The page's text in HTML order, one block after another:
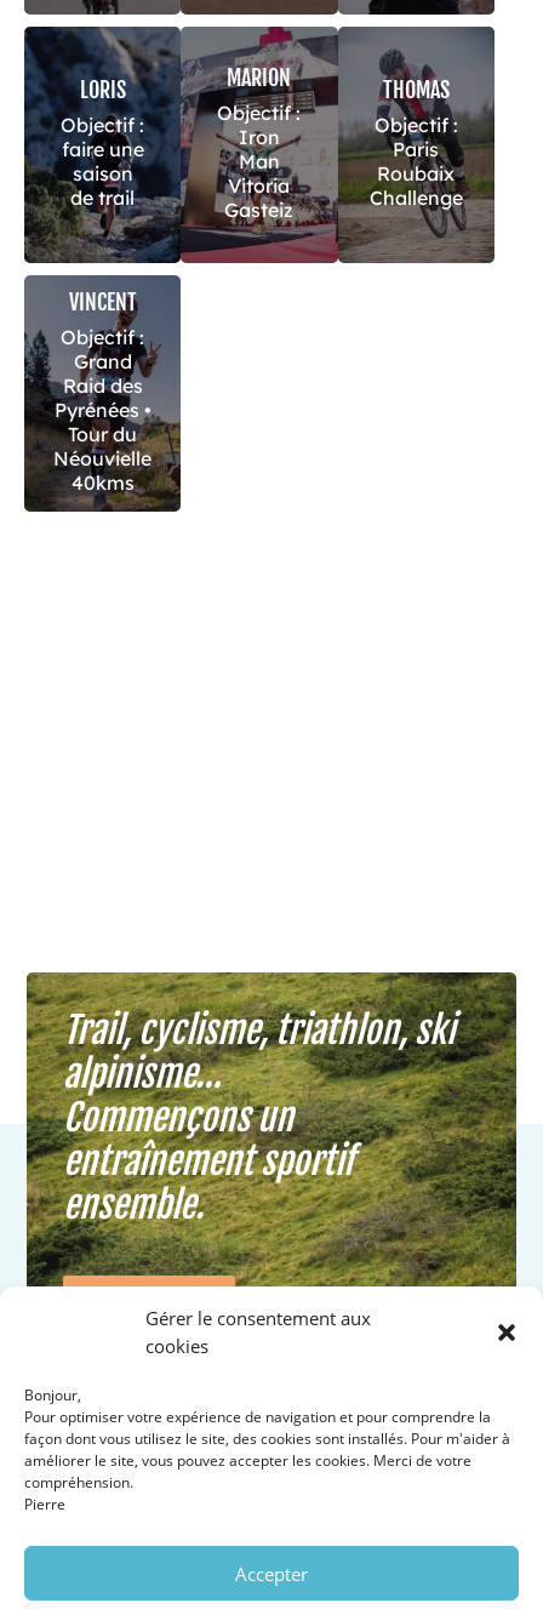
Gérer le consentement aux
cookies
Bonjour,
Pour optimiser votre expérience de navigation et pour comprendre la
façon dont vous utilisez le site, des cookies sont installés. Pour m'aider à
améliorer le site, vous pouvez accepter les cookies. Merci de votre
compréhension.
Pierre
Accepter
LORIS
Objectif :
faire une
saison
de trail
MARION
Objectif :
Iron
Man
Vitoria
Gasteiz
THOMAS
Objectif :
Paris
Roubaix
Challenge
VINCENT
Objectif :
Grand
Raid des
Pyrénées •
Tour du
Néouvielle
40kms
Trail, cyclisme, triathlon, ski
alpinisme…
Commençons un
entraînement sportif
ensemble.